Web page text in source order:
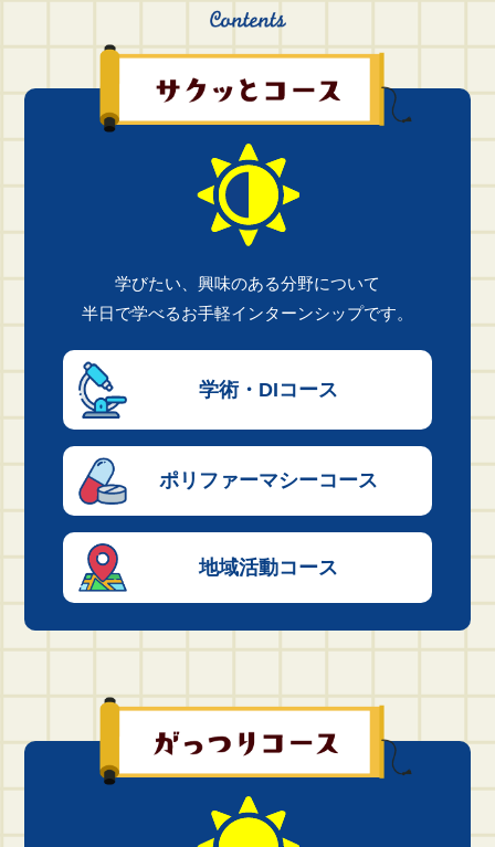
学びたい、興味のある分野について
半日で学べるお手軽インターンシップです。
学術・DIコース
ポリファーマシーコース
地域活動コース